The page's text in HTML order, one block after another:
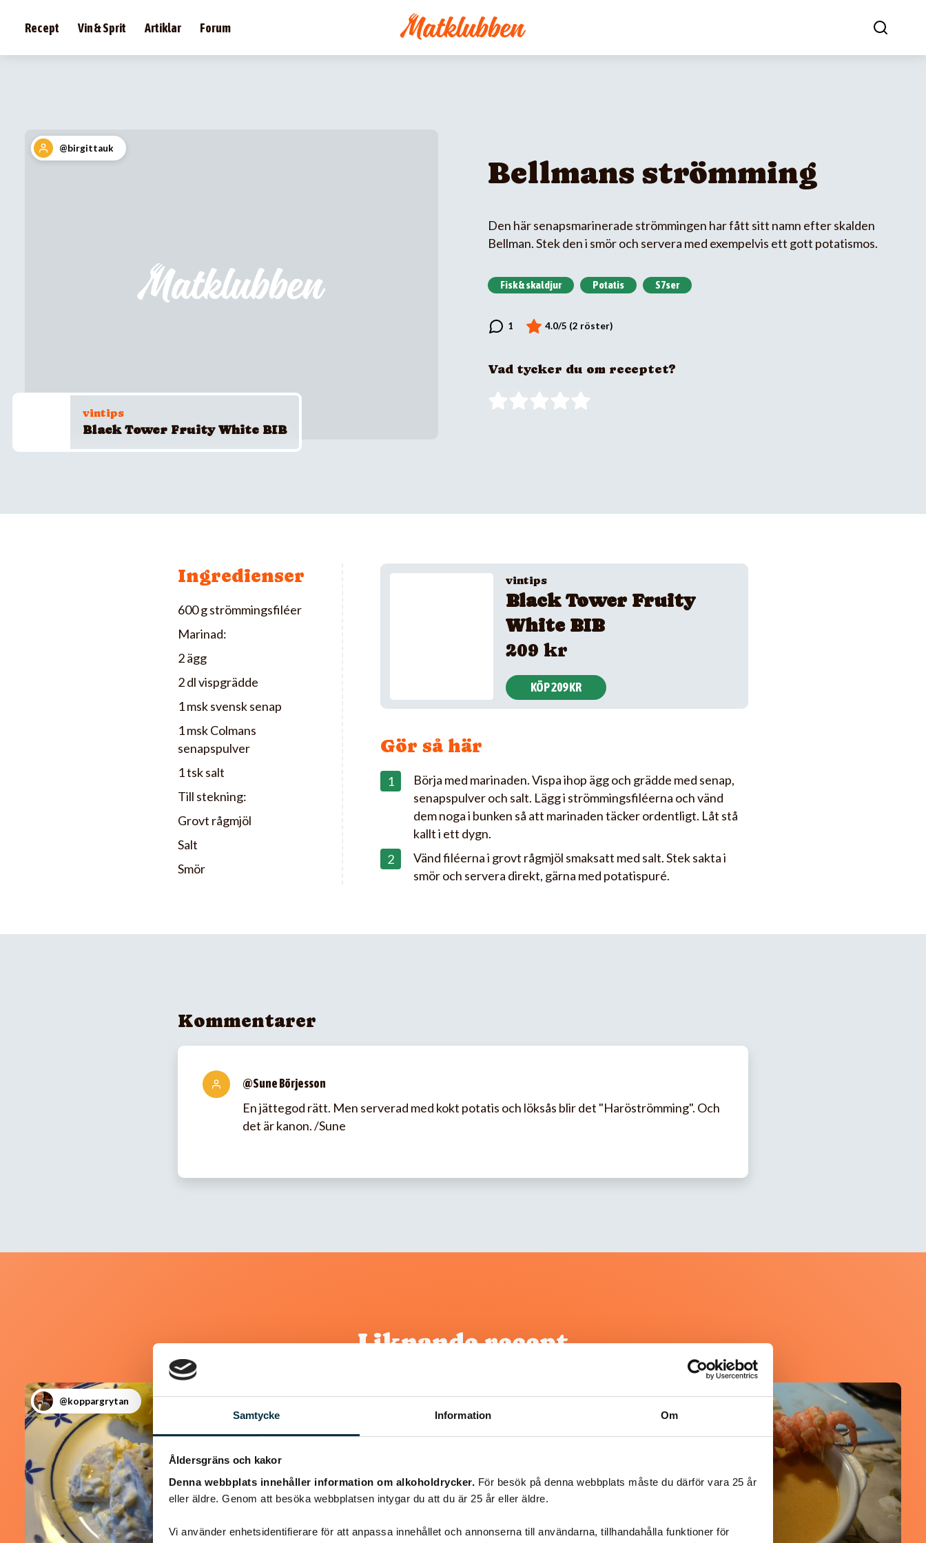
Samtycke Information Om
Åldersgräns och kakor
Denna webbplats innehåller information om alkoholdrycker. För besök på denna webbplats måste du därför vara 25 år
eller äldre. Genom att besöka webbplatsen intygar du att du är 25 år eller äldre.
Vi använder enhetsidentifierare för att anpassa innehållet och annonserna till användarna, tillhandahålla funktioner för
Recept Vin & Sprit Artiklar Forum
@birgittauk
vintips
Black Tower Fruity White BIB
Bellmans strömming
Den här senapsmarinerade strömmingen har fått sitt namn efter skalden
Bellman. Stek den i smör och servera med exempelvis ett gott potatismos.
Fisk & skaldjur Potatis S7ser
Vad tycker du om receptet?
Ingredienser
600 g strömmingsfiléer
Marinad:
2 ägg
2 dl vispgrädde
1 msk svensk senap
1 msk Colmans
senapspulver
1 tsk salt
Till stekning:
Grovt rågmjöl
Salt
Smör
vintips
Black Tower Fruity
White BIB
209 kr
KÖP 209 KR
Gör så här
Börja med marinaden. Vispa ihop ägg och grädde med senap,
senapspulver och salt. Lägg i strömmingsfiléerna och vänd
dem noga i bunken så att marinaden täcker ordentligt. Låt stå
kallt i ett dygn.
Vänd filéerna i grovt rågmjöl smaksatt med salt. Stek sakta i
smör och servera direkt, gärna med potatispuré.
Kommentarer
@Sune Börjesson
En jättegod rätt. Men serverad med kokt potatis och löksås blir det "Haröströmming". Och
det är kanon. /Sune
Liknande recept
@koppargrytan @koppargrytan @koppargrytan